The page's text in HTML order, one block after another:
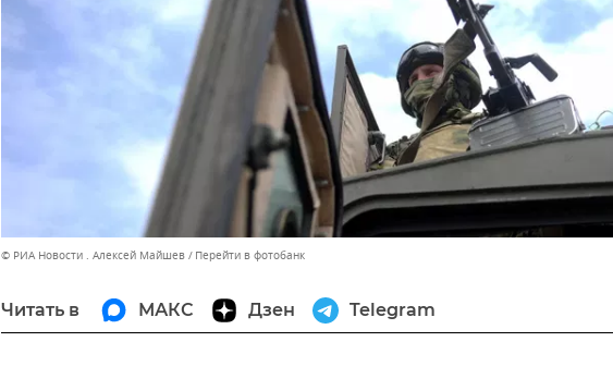
© РИА Новости . Алексей Майшев Перейти в фотобанк
Читать в МАКС Дзен Telegram